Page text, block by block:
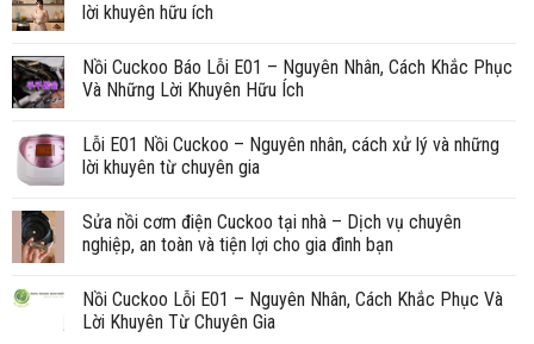
lời khuyên hữu ích
Nồi Cuckoo Báo Lỗi E01 – Nguyên Nhân, Cách Khắc Phục
Và Những Lời Khuyên Hữu Ích
Lỗi E01 Nồi Cuckoo – Nguyên nhân, cách xử lý và những
lời khuyên từ chuyên gia
Sửa nồi cơm điện Cuckoo tại nhà – Dịch vụ chuyên
nghiệp, an toàn và tiện lợi cho gia đình bạn
Nồi Cuckoo Lỗi E01 – Nguyên Nhân, Cách Khắc Phục Và
Lời Khuyên Từ Chuyên Gia